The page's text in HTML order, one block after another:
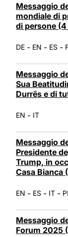
Messaggio
mondiale di
di persone
DE - EN - ES -
Messaggio
Sua
Durrës e di
EN - IT
Messaggio
Presidente
Trump, in
Casa Bianca
EN - ES - IT -
Messaggio
Forum 2025